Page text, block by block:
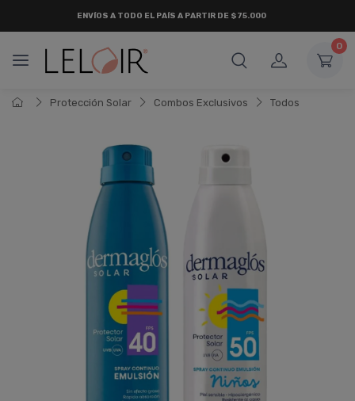
ENVÍOS A TODO EL PAÍS A PARTIR DE $75.000
0
Protección Solar Combos Exclusivos Todos